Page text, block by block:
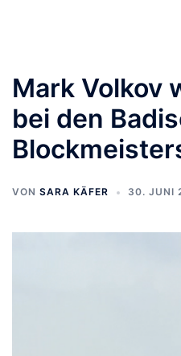
Mark Volkov
bei den
VON SARA KÄFER 30. JUNI